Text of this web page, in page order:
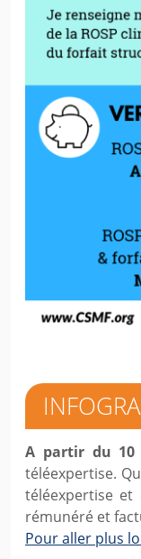
A partir du 10
téléexpertise.
téléexpertise
rémunéré et
Pour aller plus